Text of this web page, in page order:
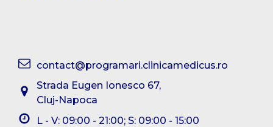
contact@programari.clinicamedicus.ro
Strada Eugen Ionesco 67,
Cluj-Napoca
L - V: 09:00 - 21:00; S: 09:00 - 15:00